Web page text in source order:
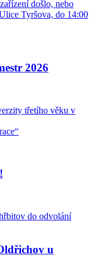
došlo, nebo
Tyršova, do 14:00
2026
třetího věku v
do odvolání
u